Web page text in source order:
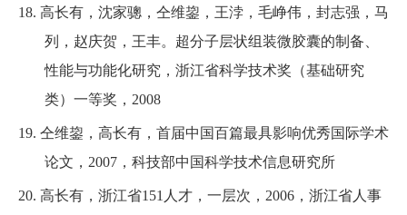
18. 高长有，沈家骢，仝维鋆，王浡，毛峥伟，封志强，马
列，赵庆贺，王丰。 超分子层状组装微胶囊的制备、
性能与功能化研究，浙江省科学技术奖（基础研究
类）一等奖， 2008
19. 仝维鋆，高长有，首届中国百篇最具影响优秀国际学术
论文， 2007 ， 科技部中国科学技术信息研究所
20. 高长有，浙江省151 人才，一层次， 2006 ，浙江省人事